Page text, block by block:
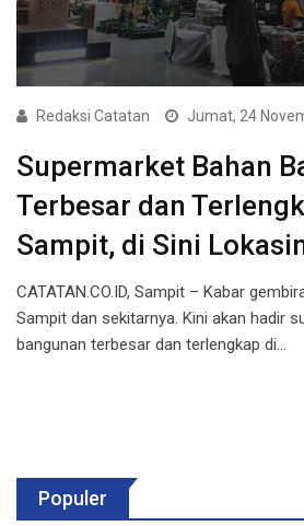
Redaksi Catatan Jumat, 24
Supermarket Bahan
Terbesar dan
Sampit, di Sini
CATATAN.CO.ID, Sampit – Kabar
Sampit dan sekitarnya. Kini akan hadir
bangunan terbesar dan terlengkap di…
Populer